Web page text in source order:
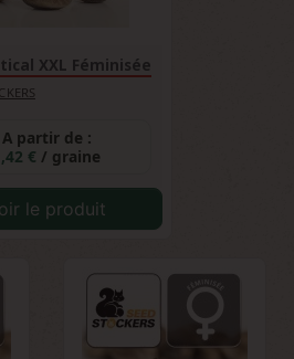
XXL Féminisée
A partir de :
€ / graine
le produit